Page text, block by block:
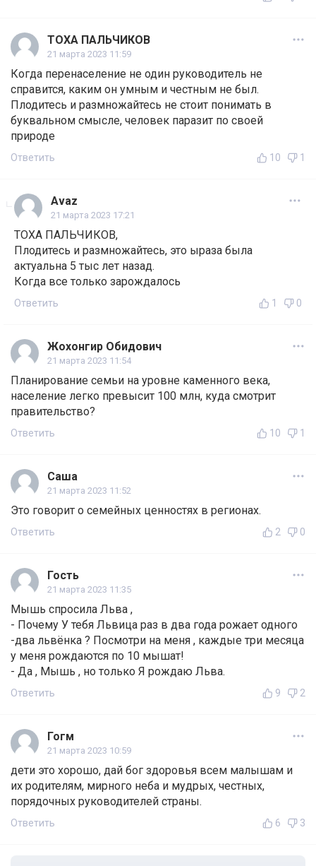
ТОХА ПАЛЬЧИКОВ
21 марта 2023 11:59
Когда перенаселение не один руководитель не
справится, каким он умным и честным не был.
Плодитесь и размножайтесь не стоит понимать в
буквальном смысле, человек паразит по своей
природе
Ответить 10 1
Аvaz
21 марта 2023 17:21
ТОХА ПАЛЬЧИКОВ,
Плодитесь и размножайтесь, это ыраза была
актуальна 5 тыс лет назад.
Когда все только зарождалось
Ответить 1 0
Жохонгир Обидович
21 марта 2023 11:54
Планирование семьи на уровне каменного века,
население легко превысит 100 млн, куда смотрит
правительство?
Ответить 10 1
Саша
21 марта 2023 11:52
Это говорит о семейных ценностях в регионах.
Ответить 2 0
Гость
21 марта 2023 11:35
Мышь спросила Льва ,
- Почему У тебя Львица раз в два года рожает одного
-два львёнка ? Посмотри на меня , каждые три месяца
у меня рождаются по 10 мышат!
- Да , Мышь , но только Я рождаю Льва.
Ответить 9 2
Гогм
21 марта 2023 10:59
дети это хорошо, дай бог здоровья всем малышам и
их родителям, мирного неба и мудрых, честных,
порядочных руководителей страны.
Ответить 6 3